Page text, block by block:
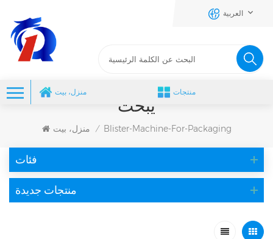
العربية
منزل، بيت منتجات
يبحث
منزل، بيت / Blister-Machine-For-Packaging
فئات
منتجات جديدة